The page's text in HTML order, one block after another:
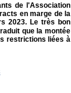
de l'Association
en marge de la
2023. Le très bon
que la montée
restrictions liées à